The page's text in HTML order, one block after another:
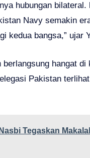
hubungan bilateral.
Navy semakin
kedua bangsa,” ujar
berlangsung hangat
Pakistan
Tegaskan